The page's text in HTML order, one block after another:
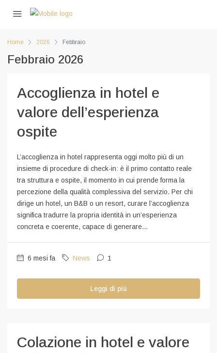
Home 2026 Febbraio
Febbraio 2026
Accoglienza in hotel e
valore dell’esperienza
ospite
L’accoglienza in hotel rappresenta oggi molto più di un
insieme di procedure di check-in: è il primo contatto reale
tra struttura e ospite, il momento in cui prende forma la
percezione della qualità complessiva del servizio. Per chi
dirige un hotel, un B&B o un resort, curare l’accoglienza
significa tradurre la propria identità in un’esperienza
concreta e coerente, capace di generare...
6 mesi fa News 1
Leggi di più
Colazione in hotel e valore